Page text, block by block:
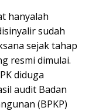
hanyalah
sudah
sejak tahap
resmi dimulai.
diduga
audit Badan
(BPKP)